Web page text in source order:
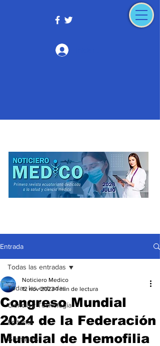
Entrada
Todas las entradas
Ciencia y Tecnología
Editorial
Gremiales
Todas las entradas
Congreso Mundial
2024 de la Federación
Mundial de Hemofilia
Noticiero Medico
12 nov 2023 1 min de lectura